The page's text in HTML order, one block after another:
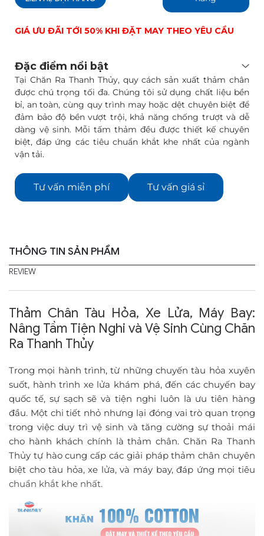
GIÁ ƯU ĐÃI TỚI 50% KHI ĐẶT MAY THEO YÊU CẦU
Đặc điểm nổi bật
Tại Chăn Ra Thanh Thủy, quy cách sản xuất thảm chân
được chú trọng tối đa. Chúng tôi sử dụng chất liệu bền
bỉ, an toàn, cùng quy trình may hoặc dệt chuyên biệt để
đảm bảo độ bền vượt trội, khả năng chống trượt và dễ
dàng vệ sinh. Mỗi tấm thảm đều được thiết kế chuyên
biệt, đáp ứng các tiêu chuẩn khắt khe nhất của ngành
vận tải.
Tư vấn miễn phí Tư vấn giá sỉ
THÔNG TIN SẢN PHẨM
REVIEW
Thảm Chân Tàu Hỏa, Xe Lửa, Máy Bay:
Nâng Tầm Tiện Nghi và Vệ Sinh Cùng Chăn
Ra Thanh Thủy
Trong mọi hành trình, từ những chuyến tàu hỏa xuyên
suốt, hành trình xe lửa khám phá, đến các chuyến bay
quốc tế, sự sạch sẽ và tiện nghi luôn là ưu tiên hàng
đầu. Một chi tiết nhỏ nhưng lại đóng vai trò quan trọng
trong việc duy trì vệ sinh và tăng cường sự thoải mái
cho hành khách chính là thảm chân. Chăn Ra Thanh
Thủy tự hào cung cấp các giải pháp thảm chân chuyên
biệt cho tàu hỏa, xe lửa, và máy bay, đáp ứng mọi tiêu
chuẩn khắt khe nhất.